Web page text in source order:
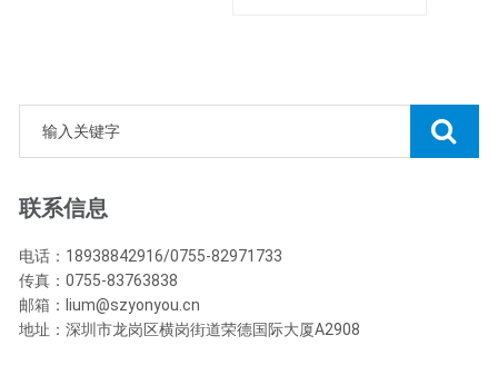
联系信息
电话：18938842916/0755-82971733
传真：0755-83763838
邮箱：lium@szyonyou.cn
地址：深圳市龙岗区横岗街道荣德国际大厦A2908